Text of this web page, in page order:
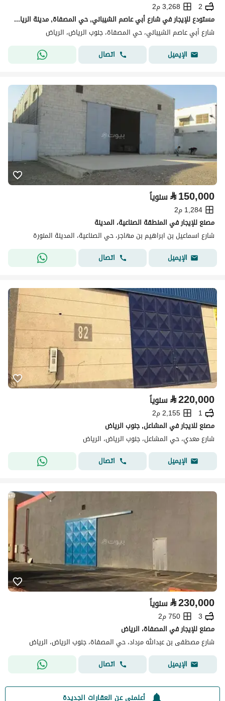
2
3,268 م2
مستودع للإيجار في شارع أبي عاصم الشيباني, حي المصفاة, مدينة الرياض
شارع أبي عاصم الشيباني، حي المصفاة، جنوب الرياض، الرياض
الإيميل
اتصال
⃁150,000 سنوياً
1,284 م2
مصنع للإيجار في المنطقة الصناعية، المدينة
شارع اسماعيل بن ابراهيم بن مهاجر، حي الصناعية، المدينة المنورة
الإيميل
اتصال
⃁220,000 سنوياً
1
2,155 م2
مصنع للايجار في المشاعل, جنوب الرياض
شارع معدي، حي المشاعل، جنوب الرياض، الرياض
الإيميل
اتصال
⃁230,000 سنوياً
3
750 م2
مصنع للإيجار في المصفاة، الرياض
شارع مصطفى بن عبدالله مرداد، حي المصفاة، جنوب الرياض، الرياض
الإيميل
اتصال
أعلمني عن العقارات الجديدة